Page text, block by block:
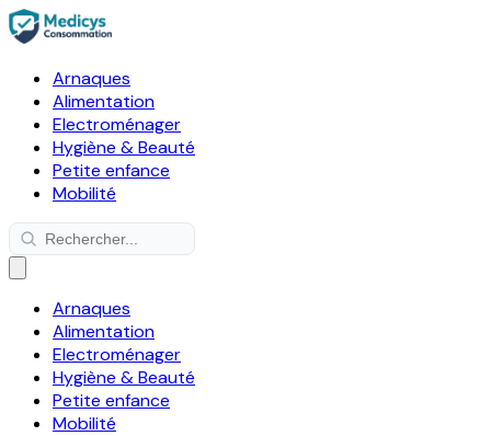
Arnaques
Alimentation
Electroménager
Hygiène & Beauté
Petite enfance
Mobilité
Arnaques
Alimentation
Electroménager
Hygiène & Beauté
Petite enfance
Mobilité